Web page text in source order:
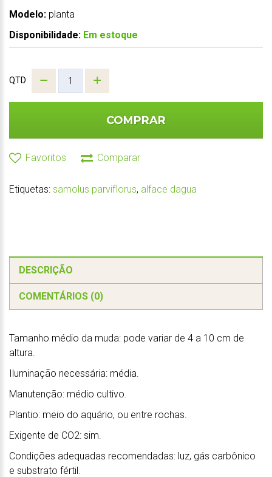
Modelo: planta
Disponibilidade: Em estoque
QTD
COMPRAR
Favoritos Comparar
Etiquetas: samolus parviflorus, alface dagua
DESCRIÇÃO
COMENTÁRIOS (0)
Tamanho médio da muda: pode variar de 4 a 10 cm de
altura.
Iluminação necessária: média.
Manutenção: médio cultivo.
Plantio: meio do aquário, ou entre rochas.
Exigente de CO2: sim.
Condições adequadas recomendadas: luz, gás carbônico
e substrato fértil.